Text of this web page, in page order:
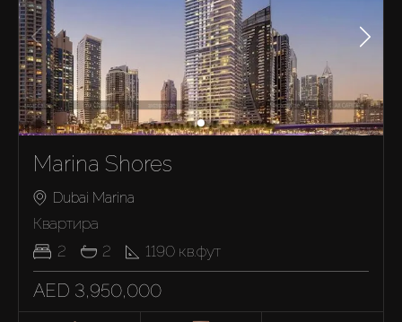
Marina Shores
Dubai Marina
Квартира
2
2 1190 кв.фут
AED 3,950,000